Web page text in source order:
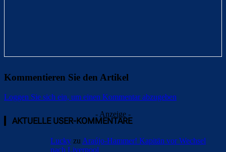
Kommentieren Sie den Artikel
Loggen Sie sich ein, um einen Kommentar abzugeben